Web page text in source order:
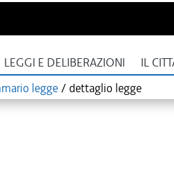
LEGGI E DELIBERAZIONI IL
legge / dettaglio legge